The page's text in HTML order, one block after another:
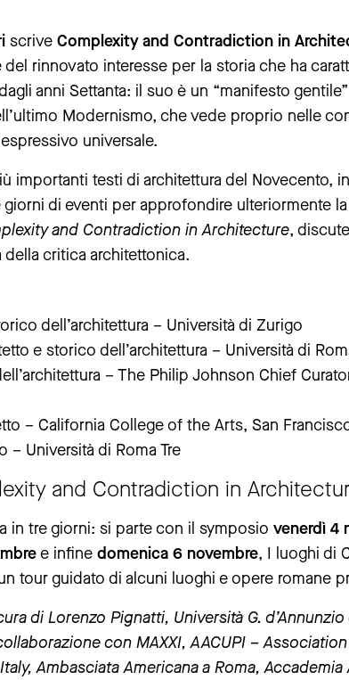
scrive Complexity and Contradiction in
rinnovato interesse per la storia che ha
anni Settanta: il suo è un “manifesto
Modernismo, che vede proprio nelle
universale.
importanti testi di architettura del Novecento,
giorni di eventi per approfondire ulteriormente la
and Contradiction in Architecture,
critica architettonica.
dell’architettura – Università di Zurigo
e storico dell’architettura – Università di
– The Philip Johnson Chief
– California College of the Arts, San
– Università di Roma Tre
and Contradiction in
in tre giorni: si parte con il symposio venerdì 4
e infine domenica 6 novembre, I luoghi di
tour guidato di alcuni luoghi e opere romane
di Lorenzo Pignatti, Università G.
con MAXXI, AACUPI –
Ambasciata Americana a Roma, Accademia